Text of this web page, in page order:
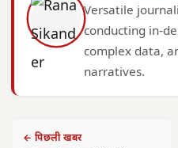
Versatile
conducting in-
complex data,
narratives.
← पिछली खबर